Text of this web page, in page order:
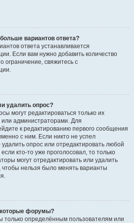
вариантов ответа?
ответа устанавливается
Если вам нужно добавить количество
свяжитесь с
удалить опрос?
могут редактироваться только их
администраторами. Для
к редактированию первого сообщения
с ним. Если никто не успел
опрос или отредактировать любой
кто-то уже проголосовал, то только
могут отредактировать или удалить
чтобы нельзя было менять варианты
форумы?
определённым пользователям или